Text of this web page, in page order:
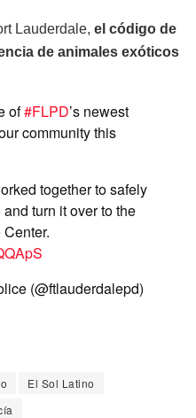
Lauderdale, el código de
de animales exóticos
of#FLPD’s newest
community this
together to safely
turn it over to the
(@ftlauderdalepd)
El Sol Latino